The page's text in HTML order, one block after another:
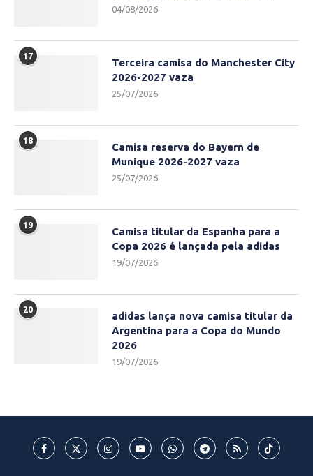
04/08/2026
17
Terceira camisa do Manchester City
2026-2027 vaza
25/07/2026
18
Camisa reserva do Bayern de
Munique 2026-2027 vaza
25/07/2026
19
Camisa titular da Espanha para a
Copa 2026 é lançada pela adidas
19/07/2026
20
adidas lança nova camisa titular da
Argentina para a Copa do Mundo
2026
19/07/2026